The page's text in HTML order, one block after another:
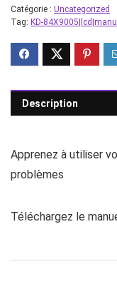
Catégorie : Uncategorized
Tag: KD-
Description
Apprenez à utiliser
problèmes
Téléchargez le